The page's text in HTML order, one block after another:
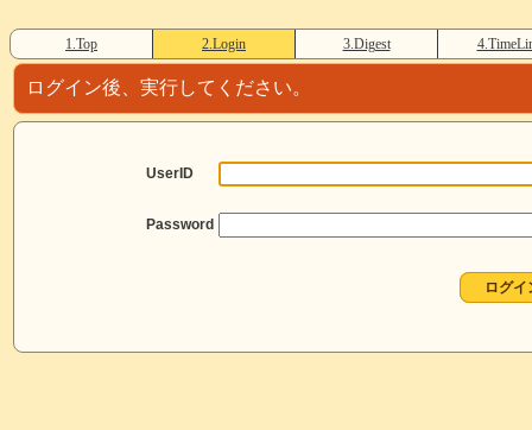
1.Top 2.Login 3.Digest
ログイン後、実行してください。
UserID
Password
ログ